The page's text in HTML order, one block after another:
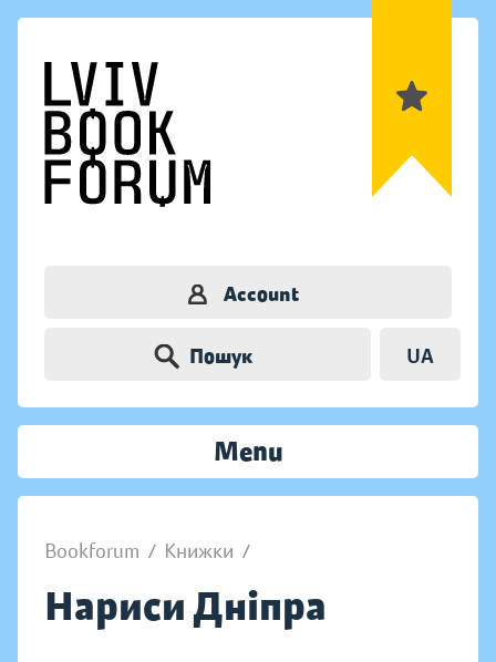
Account
Пошук UA
Menu
Bookforum / Книжки /
Нариси Дніпра